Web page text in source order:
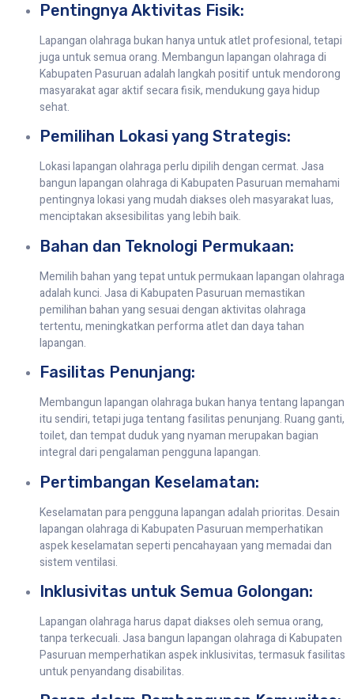
Pentingnya Aktivitas Fisik:
Lapangan olahraga bukan hanya untuk atlet profesional, tetapi
juga untuk semua orang. Membangun lapangan olahraga di
Kabupaten Pasuruan adalah langkah positif untuk mendorong
masyarakat agar aktif secara fisik, mendukung gaya hidup
sehat.
Pemilihan Lokasi yang Strategis:
Lokasi lapangan olahraga perlu dipilih dengan cermat. Jasa
bangun lapangan olahraga di Kabupaten Pasuruan memahami
pentingnya lokasi yang mudah diakses oleh masyarakat luas,
menciptakan aksesibilitas yang lebih baik.
Bahan dan Teknologi Permukaan:
Memilih bahan yang tepat untuk permukaan lapangan olahraga
adalah kunci. Jasa di Kabupaten Pasuruan memastikan
pemilihan bahan yang sesuai dengan aktivitas olahraga
tertentu, meningkatkan performa atlet dan daya tahan
lapangan.
Fasilitas Penunjang:
Membangun lapangan olahraga bukan hanya tentang lapangan
itu sendiri, tetapi juga tentang fasilitas penunjang. Ruang ganti,
toilet, dan tempat duduk yang nyaman merupakan bagian
integral dari pengalaman pengguna lapangan.
Pertimbangan Keselamatan:
Keselamatan para pengguna lapangan adalah prioritas. Desain
lapangan olahraga di Kabupaten Pasuruan memperhatikan
aspek keselamatan seperti pencahayaan yang memadai dan
sistem ventilasi.
Inklusivitas untuk Semua Golongan:
Lapangan olahraga harus dapat diakses oleh semua orang,
tanpa terkecuali. Jasa bangun lapangan olahraga di Kabupaten
Pasuruan memperhatikan aspek inklusivitas, termasuk fasilitas
untuk penyandang disabilitas.